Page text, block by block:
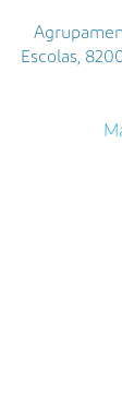
Escolas,